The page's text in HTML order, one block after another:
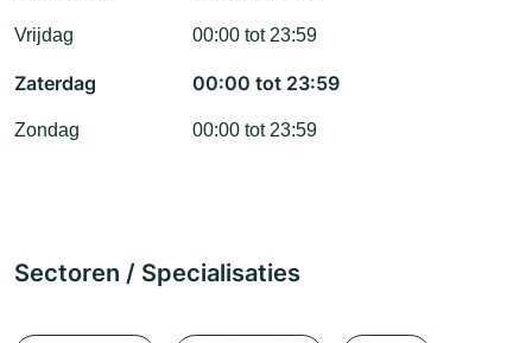
Vrijdag 00:00 tot 23:59
Zaterdag 00:00 tot 23:59
Zondag 00:00 tot 23:59
Sectoren / Specialisaties